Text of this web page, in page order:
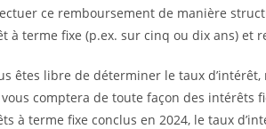
ce remboursement de manière
à terme fixe (p.ex. sur cinq ou dix ans) et
êtes libre de déterminer le taux
comptera de toute façon des intérêts
à terme fixe conclus en 2024, le taux